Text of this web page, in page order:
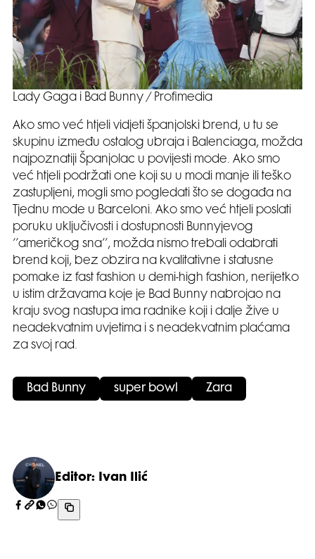
Lady Gaga i Bad Bunny / Profimedia
Ako smo već htjeli vidjeti španjolski brend, u tu se
skupinu između ostalog ubraja i Balenciaga, možda
najpoznatiji Španjolac u povijesti mode. Ako smo
već htjeli podržati one koji su u modi manje ili teško
zastupljeni, mogli smo pogledati što se događa na
Tjednu mode u Barceloni. Ako smo već htjeli poslati
poruku uključivosti i dostupnosti Bunnyjevog
‘’američkog sna’’, možda nismo trebali odabrati
brend koji, bez obzira na kvalitativne i statusne
pomake iz fast fashion u demi-high fashion, nerijetko
u istim državama koje je Bad Bunny nabrojao na
kraju svog nastupa ima radnike koji i dalje žive u
neadekvatnim uvjetima i s neadekvatnim plaćama
za svoj rad.
Bad Bunny super bowl Zara
Editor: Ivan Ilić